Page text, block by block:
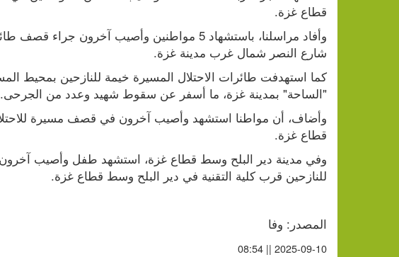
قطاع غزة.
شارع النصر شمال غرب مدينة غزة.
"الساحة" بمدينة غزة، ما أسفر عن سقوط شهيد وعدد من الجرحى.
قطاع غزة.
للنازحين قرب كلية التقنية في دير البلح وسط قطاع غزة.
المصدر: وفا
2025-09-10 || 08:54